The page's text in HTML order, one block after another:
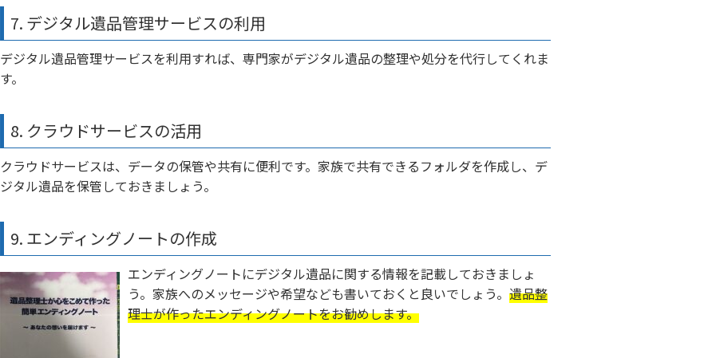
7. デジタル遺品管理サービスの利用
デジタル遺品管理サービスを利用すれば、専門家がデジタル遺品の整理や処分を代行してくれま
す。
8. クラウドサービスの活用
クラウドサービスは、データの保管や共有に便利です。家族で共有できるフォルダを作成し、デ
ジタル遺品を保管しておきましょう。
9. エンディングノートの作成
エンディングノートにデジタル遺品に関する情報を記載しておきましょ
う。家族へのメッセージや希望なども書いておくと良いでしょう。 遺品整
理士が作ったエンディングノートをお勧めします。